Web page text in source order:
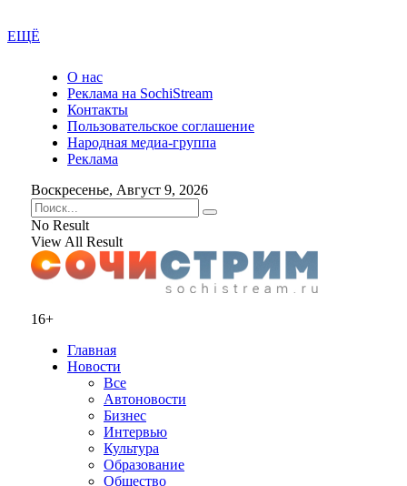
ЕЩЁ
О нас
Реклама на SochiStream
Контакты
Пользовательское соглашение
Народная медиа-группа
Реклама
Воскресенье, Август 9, 2026
No Result
View All Result
16+
Главная
Новости
Все
Автоновости
Бизнес
Интервью
Культура
Образование
Общество